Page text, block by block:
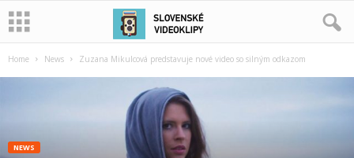
Home News Zuzana Mikulcová predstavuje nové video so silným odkazom
NEWS